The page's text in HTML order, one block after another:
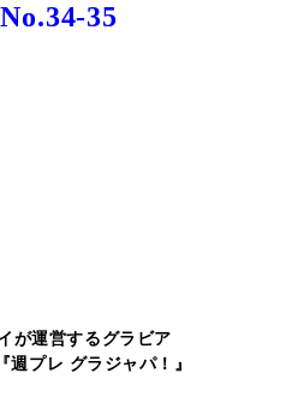
35
が運営するグラビア
週プレ グラジャパ！』